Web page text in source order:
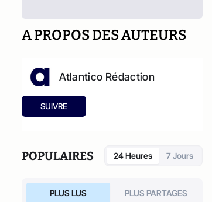
A PROPOS DES AUTEURS
Atlantico Rédaction
SUIVRE
POPULAIRES 24 Heures 7 Jours
PLUS LUS PLUS PARTAGES